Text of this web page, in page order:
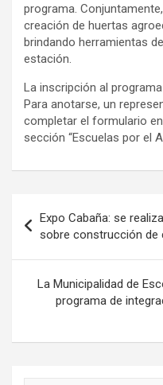
programa.
creación de huertas
brindando herramientas
estación.
La inscripción al
Para anotarse, un
completar el formulario en
sección “Escuelas por el
de
entradas
Expo Cabaña: se
sobre construcción de
La Municipalidad de
programa de